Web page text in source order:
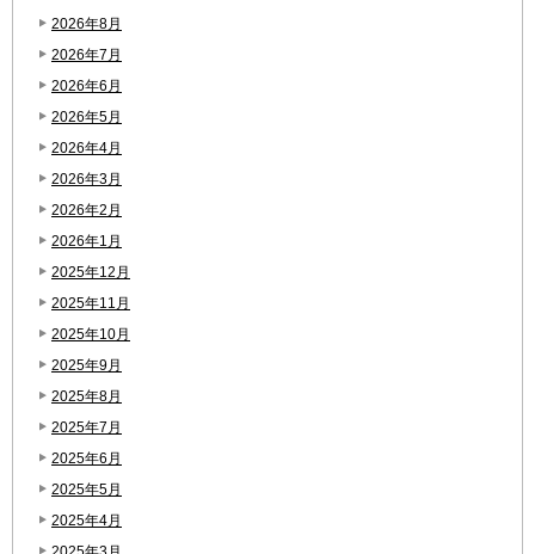
2026年8月
2026年7月
2026年6月
2026年5月
2026年4月
2026年3月
2026年2月
2026年1月
2025年12月
2025年11月
2025年10月
2025年9月
2025年8月
2025年7月
2025年6月
2025年5月
2025年4月